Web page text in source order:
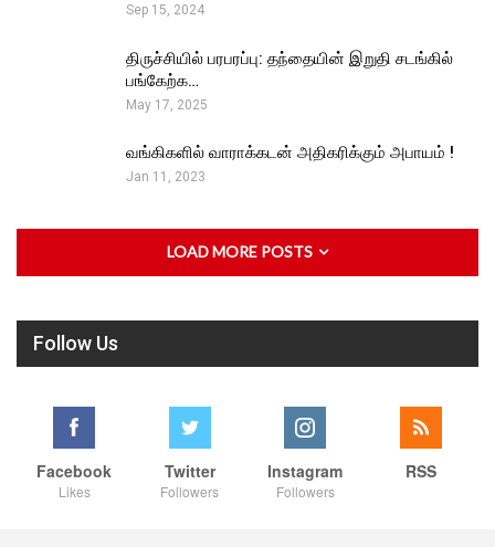
Sep 15, 2024
திருச்சியில் பரபரப்பு: தந்தையின் இறுதி சடங்கில்
பங்கேற்க…
May 17, 2025
வங்கிகளில் வாராக்கடன் அதிகரிக்கும் அபாயம் !
Jan 11, 2023
LOAD MORE POSTS
Follow Us
Facebook
Likes
Twitter
Followers
Instagram
Followers
RSS